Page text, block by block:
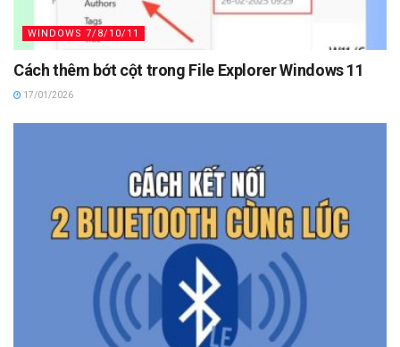
WINDOWS 7/8/10/11
Cách thêm bớt cột trong File Explorer Windows 11
17/01/2026